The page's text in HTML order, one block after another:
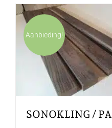
Aanbieding!
SONOKLING /